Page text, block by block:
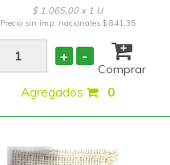
$ 1.065,00 x 1 U
Precio sin imp. nacionales $ 841,35
+ -
Comprar
Agregados : 0